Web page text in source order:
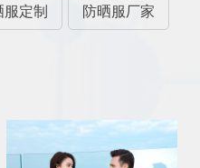
定制 防晒服厂家